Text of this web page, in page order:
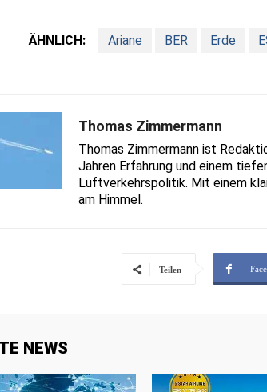
ÄHNLICH: Ariane BER Erde
Thomas Zimmermann
Thomas Zimmermann ist
Jahren Erfahrung und einem
Luftverkehrspolitik. Mit einem
am Himmel.
Teilen
NEWS